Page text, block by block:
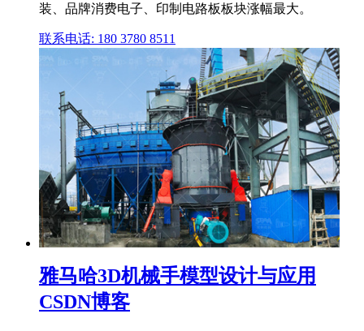
装、品牌消费电子、印制电路板板块涨幅最大。
联系电话: 180 3780 8511
雅马哈3D机械手模型设计与应用
CSDN博客